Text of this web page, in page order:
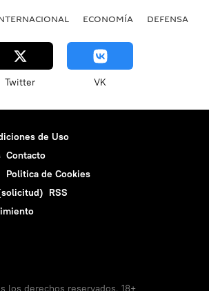
ECONOMÍA DEFENSA
Twitter VK
de Uso
Contacto
Politica de Cookies
RSS